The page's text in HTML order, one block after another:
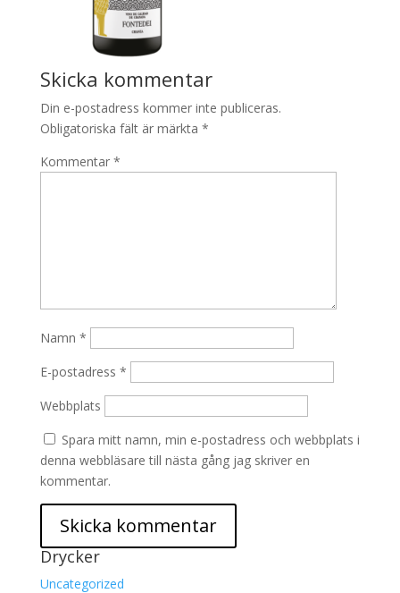
Skicka kommentar
Din e-postadress kommer inte publiceras.
Obligatoriska fält är märkta *
Kommentar *
Namn *
E-postadress *
Webbplats
Spara mitt namn, min e-postadress och webbplats i
denna webbläsare till nästa gång jag skriver en
kommentar.
Drycker
Uncategorized